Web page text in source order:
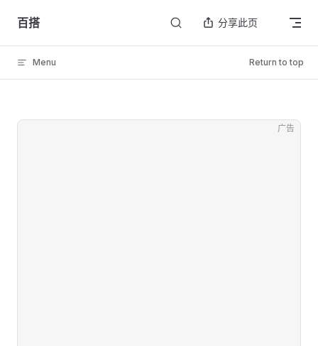
Skip to content
百搭 分享此页
Menu Return to top
广告